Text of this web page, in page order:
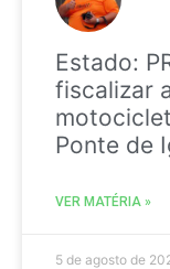
Estado:
fiscalizar
Ponte de
VER MATÉRIA »
5 de agosto de